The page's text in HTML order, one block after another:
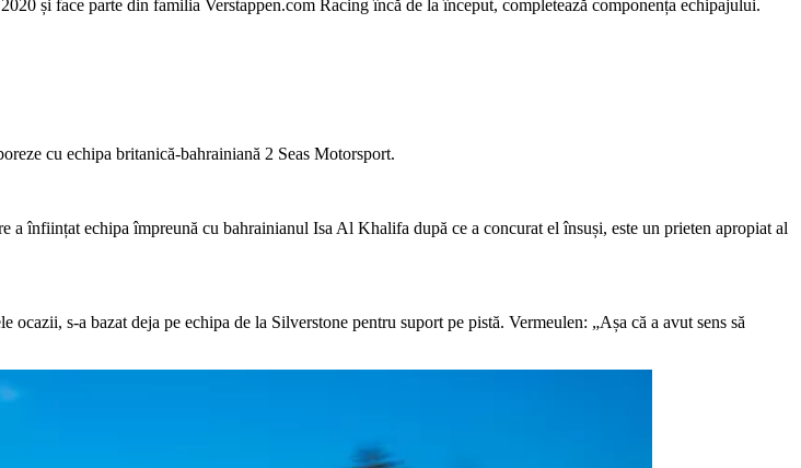
și face parte din familia Verstappen.com Racing încă de la început, completează componența echipajului.
cu echipa britanică-bahrainiană 2 Seas Motorsport.
înființat echipa împreună cu bahrainianul Isa Al Khalifa după ce a concurat el însuși, este un prieten apropiat al
s-a bazat deja pe echipa de la Silverstone pentru suport pe pistă. Vermeulen: „Așa că a avut sens să